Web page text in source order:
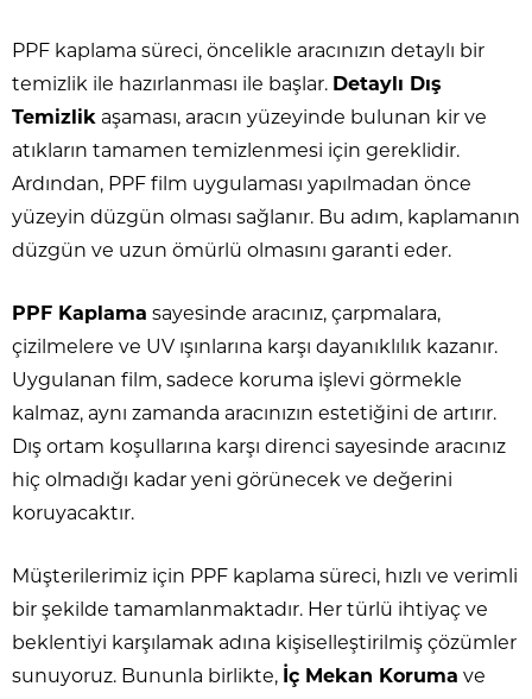
PPF kaplama süreci, öncelikle aracınızın detaylı bir
temizlik ile hazırlanması ile başlar. Detaylı Dış
Temizlik aşaması, aracın yüzeyinde bulunan kir ve
atıkların tamamen temizlenmesi için gereklidir.
Ardından, PPF film uygulaması yapılmadan önce
yüzeyin düzgün olması sağlanır. Bu adım, kaplamanın
düzgün ve uzun ömürlü olmasını garanti eder.
PPF Kaplama sayesinde aracınız, çarpmalara,
çizilmelere ve UV ışınlarına karşı dayanıklılık kazanır.
Uygulanan film, sadece koruma işlevi görmekle
kalmaz, aynı zamanda aracınızın estetiğini de artırır.
Dış ortam koşullarına karşı direnci sayesinde aracınız
hiç olmadığı kadar yeni görünecek ve değerini
koruyacaktır.
Müşterilerimiz için PPF kaplama süreci, hızlı ve verimli
bir şekilde tamamlanmaktadır. Her türlü ihtiyaç ve
beklentiyi karşılamak adına kişiselleştirilmiş çözümler
sunuyoruz. Bununla birlikte, İç Mekan Koruma ve